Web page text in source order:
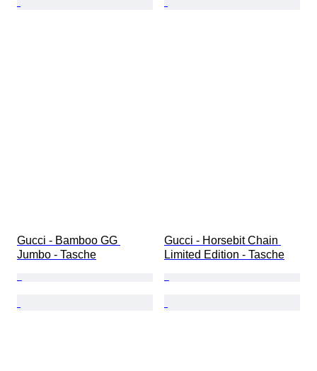
Gucci - Bamboo GG
Jumbo - Tasche
Gucci - Horsebit Chain
Limited Edition - Tasche